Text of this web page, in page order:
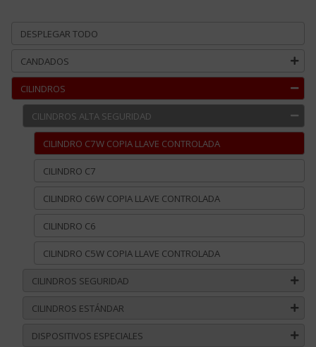
DESPLEGAR TODO
CANDADOS
CILINDROS
CILINDROS ALTA SEGURIDAD
CILINDRO C7W COPIA LLAVE CONTROLADA
CILINDRO C7
CILINDRO C6W COPIA LLAVE CONTROLADA
CILINDRO C6
CILINDRO C5W COPIA LLAVE CONTROLADA
CILINDROS SEGURIDAD
CILINDROS ESTÁNDAR
DISPOSITIVOS ESPECIALES